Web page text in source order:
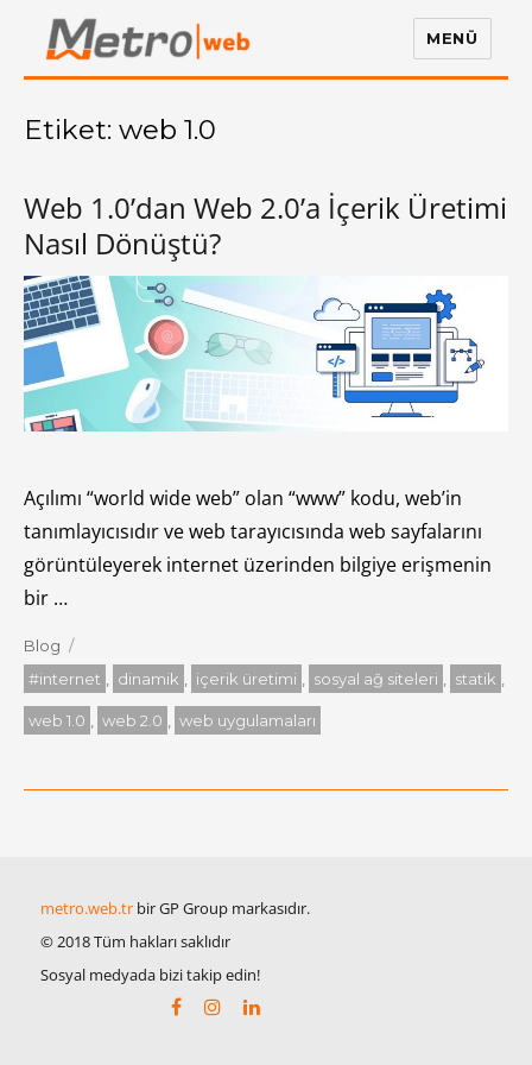
MENÜ
Etiket:web 1.0
Web 1.0’dan Web 2.0’a İçerik Üretimi
Nasıl Dönüştü?
Açılımı “world wide web” olan “www” kodu, web’in
tanımlayıcısıdır ve web tarayıcısında web sayfalarını
görüntüleyerek internet üzerinden bilgiye erişmenin
bir …
Kategoriler
Blog
Etiketler
#internet dinamik içerik üretimi sosyal ağ siteleri statik
web 1.0 web 2.0 web uygulamaları
metro.web.tr bir GP Group markasıdır.
© 2018 Tüm hakları saklıdır
Sosyal medyada bizi takip edin!